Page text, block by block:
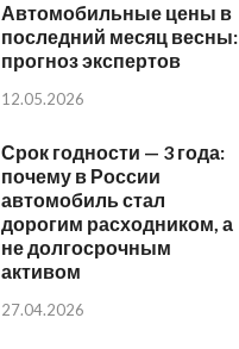
Автомобильные цены в
последний месяц весны:
прогноз экспертов
12.05.2026
Срок годности — 3 года:
почему в России
автомобиль стал
дорогим расходником, а
не долгосрочным
активом
27.04.2026